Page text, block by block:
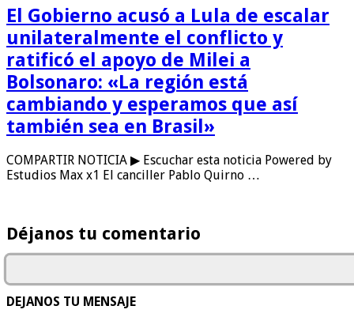
El Gobierno acusó a Lula de escalar
unilateralmente el conflicto y
ratificó el apoyo de Milei a
Bolsonaro: «La región está
cambiando y esperamos que así
también sea en Brasil»
COMPARTIR NOTICIA ▶ Escuchar esta noticia Powered by
Estudios Max x1 El canciller Pablo Quirno …
Déjanos tu comentario
DEJANOS TU MENSAJE